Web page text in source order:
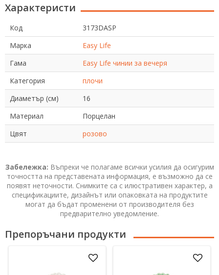
Характеристи
Код
3173DASP
Марка
Easy Life
Гама
Easy Life чинии за вечеря
Категория
плочи
Диаметър (см)
16
Материал
Порцелан
Цвят
розово
Забележка: Въпреки че полагаме всички усилия да осигурим
точността на представената информация, е възможно да се
появят неточности. Снимките са с илюстративен характер, а
спецификациите, дизайнът или опаковката на продуктите
могат да бъдат променени от производителя без
предварително уведомление.
Препоръчани продукти